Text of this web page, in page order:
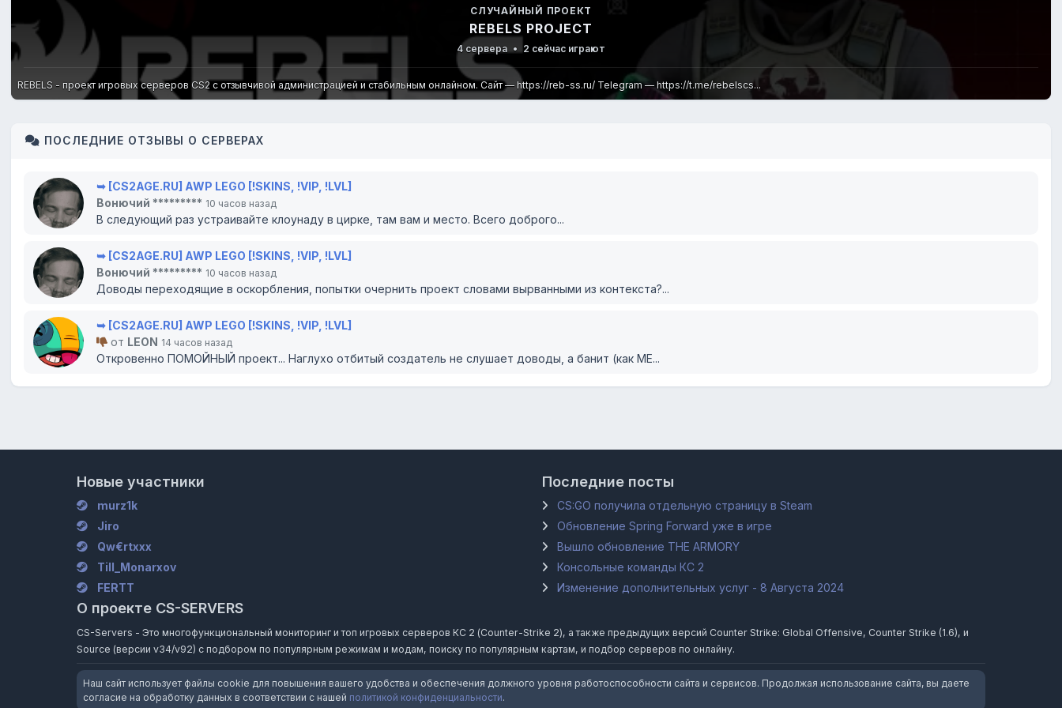
СЛУЧАЙНЫЙ ПРОЕКТ
REBELS PROJECT
4 сервера • 2 сейчас играют
REBELS - проект игровых серверов CS2 с отзывчивой администрацией и стабильным онлайном. Сайт — https://reb-ss.ru/ Telegram — https://t.me/rebelscs...
ПОСЛЕДНИЕ ОТЗЫВЫ О СЕРВЕРАХ
➥ [CS2AGE.RU] AWP LEGO [!SKINS, !VIP, !LVL]
Вонючий ********* 10 часов назад
В следующий раз устраивайте клоунаду в цирке, там вам и место. Всего доброго...
➥ [CS2AGE.RU] AWP LEGO [!SKINS, !VIP, !LVL]
Вонючий ********* 10 часов назад
Доводы переходящие в оскорбления, попытки очернить проект словами вырванными из контекста?...
➥ [CS2AGE.RU] AWP LEGO [!SKINS, !VIP, !LVL]
от LEON 14 часов назад
Откровенно ПОМОЙНЫЙ проект... Наглухо отбитый создатель не слушает доводы, а банит (как МЕ...
Новые участники
murz1k
Jiro
Qw€rtxxx
Till_Monarxov
FERTT
Последние посты
CS:GO получила отдельную страницу в Steam
Обновление Spring Forward уже в игре
Вышло обновление THE ARMORY
Консольные команды КС 2
Изменение дополнительных услуг - 8 Августа 2024
О проекте CS-SERVERS
CS-Servers - Это многофункциональный мониторинг и топ игровых серверов КС 2 (Counter-Strike 2), а также предыдущих версий Counter Strike: Global Offensive, Counter Strike (1.6), и
Source (версии v34/v92) с подбором по популярным режимам и модам, поиску по популярным картам, и подбор серверов по онлайну.
Наш сайт использует файлы cookie для повышения вашего удобства и обеспечения должного уровня работоспособности сайта и сервисов. Продолжая использование сайта, вы даете
согласие на обработку данных в соответствии с нашей политикой конфиденциальности.